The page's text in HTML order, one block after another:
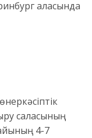
қаласында
саласының
4-7